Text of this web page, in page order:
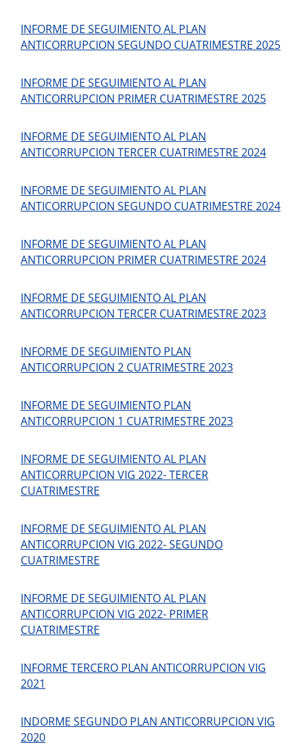
INFORME DE SEGUIMIENTO AL PLAN
ANTICORRUPCION SEGUNDO CUATRIMESTRE 2025
INFORME DE SEGUIMIENTO AL PLAN
ANTICORRUPCION PRIMER CUATRIMESTRE 2025
INFORME DE SEGUIMIENTO AL PLAN
ANTICORRUPCION TERCER CUATRIMESTRE 2024
INFORME DE SEGUIMIENTO AL PLAN
ANTICORRUPCION SEGUNDO CUATRIMESTRE 2024
INFORME DE SEGUIMIENTO AL PLAN
ANTICORRUPCION PRIMER CUATRIMESTRE 2024
INFORME DE SEGUIMIENTO AL PLAN
ANTICORRUPCION TERCER CUATRIMESTRE 2023
INFORME DE SEGUIMIENTO PLAN
ANTICORRUPCION 2 CUATRIMESTRE 2023
INFORME DE SEGUIMIENTO PLAN
ANTICORRUPCION 1 CUATRIMESTRE 2023
INFORME DE SEGUIMIENTO AL PLAN
ANTICORRUPCION VIG 2022- TERCER
CUATRIMESTRE
INFORME DE SEGUIMIENTO AL PLAN
ANTICORRUPCION VIG 2022- SEGUNDO
CUATRIMESTRE
INFORME DE SEGUIMIENTO AL PLAN
ANTICORRUPCION VIG 2022- PRIMER
CUATRIMESTRE
INFORME TERCERO PLAN ANTICORRUPCION VIG
2021
INDORME SEGUNDO PLAN ANTICORRUPCION VIG
2020